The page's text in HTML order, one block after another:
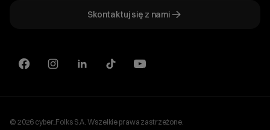
Skontaktuj się z nami
© 2026 cyber_Folks S.A. Wszelkie prawa zastrzeżone.